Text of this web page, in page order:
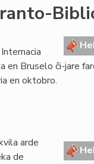
Bruselo ĉi-jare
en oktobro.
arde
de